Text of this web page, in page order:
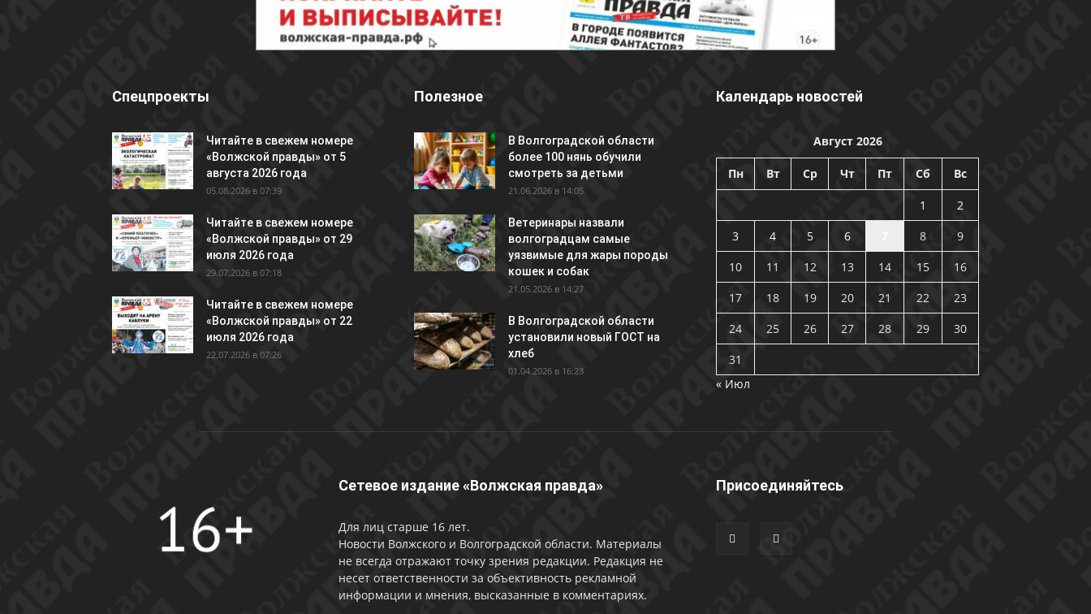
Спецпроекты
Читайте в свежем номере
«Волжской правды» от 5
августа 2026 года
05.08.2026 в 07:39
Читайте в свежем номере
«Волжской правды» от 29
июля 2026 года
29.07.2026 в 07:18
Читайте в свежем номере
«Волжской правды» от 22
июля 2026 года
22.07.2026 в 07:26
Полезное
В Волгоградской области
более 100 нянь обучили
смотреть за детьми
21.06.2026 в 14:05
Ветеринары назвали
волгоградцам самые
уязвимые для жары породы
кошек и собак
21.05.2026 в 14:27
В Волгоградской области
установили новый ГОСТ на
хлеб
01.04.2026 в 16:23
Календарь новостей
Август 2026
Пн Вт Ср Чт Пт Сб Вс
1
2
3
4 5 6 8
9
10
11 12 13 14 15
16
17
18 19 20 21 22
23
24
25 26 27 28 29
30
31
« Июл
Сетевое издание «Волжская правда»
Для лиц старше 16 лет.
Новости Волжского и Волгоградской области. Материалы
не всегда отражают точку зрения редакции. Редакция не
несет ответственности за объективность рекламной
информации и мнения, высказанные в комментариях.
Присоединяйтесь